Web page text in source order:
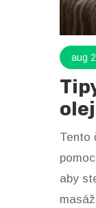
aug
Tento
aby